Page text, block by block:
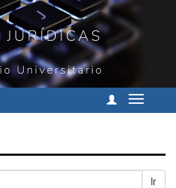
Cambiar
Ir